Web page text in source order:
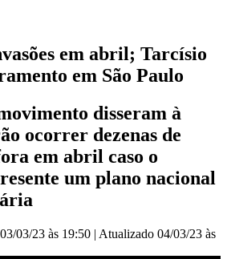
em abril; Tarcísio
em São Paulo
disseram à
ocorrer dezenas de
em abril caso o
um plano nacional
03/03/23 às 19:50 | Atualizado 04/03/23 às